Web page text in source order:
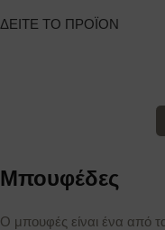
ΔΕΙΤΕ ΤΟ ΠΡΟΪΟΝ
Μπουφέδες
Ο μπουφές είναι ένα από